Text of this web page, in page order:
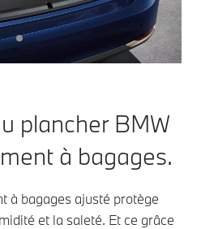
plancher BMW
à bagages.
à bagages ajusté protège
et la saleté. Et ce grâce